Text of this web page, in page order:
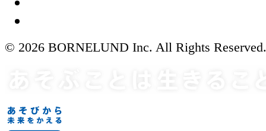
© 2026 BORNELUND Inc. All Rights Reserved.